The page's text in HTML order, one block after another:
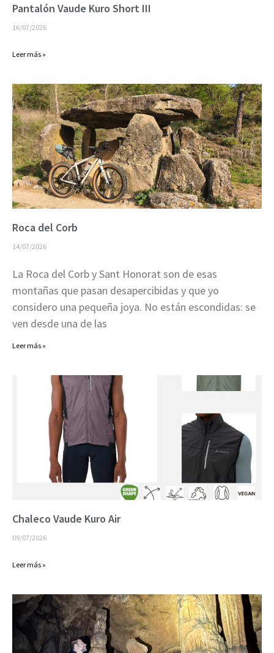
Pantalón Vaude Kuro Short III
16/07/2026
Leer más »
Roca del Corb
14/07/2026
La Roca del Corb y Sant Honorat son de esas
montañas que pasan desapercibidas y que yo
considero una pequeña joya. No están escondidas: se
ven desde una de las
Leer más »
Chaleco Vaude Kuro Air
09/07/2026
Leer más »